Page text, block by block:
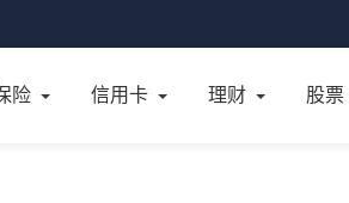
险 信用卡 理财 股票